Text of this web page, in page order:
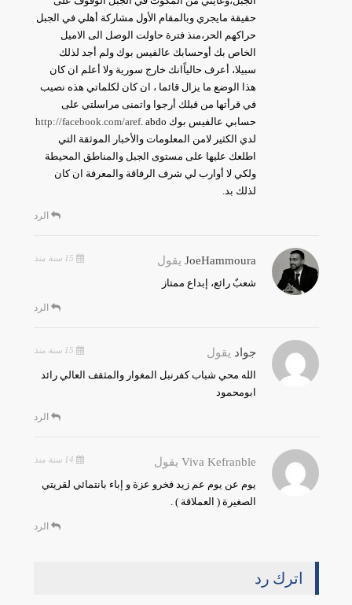
حقيقة مايجري وبالمقام الأول مشاركة أهلي في الجبل
حراكهم الحر،منذ فترة حاولت الوصل الى الاميل
الخاص بك أوحسابك عالفيس بوك ولم أجد لذلك
سبيلا، أعرف حالياًانك خارج سورية ولا أعلم ان كان
هذا الوضع ما يزال قائما ، ان كان لكلماتي هذه نصيب
في قرأتها من قبلك أرجوا واتمنى مراسلتي على
حسابي عالفيس بوك
http://facebook.com/aref. abdo
لدي الكثير لامن المعلومات والأخبار الموثقة التي
اطلعك عليها على مستوى الجبل والمناطق المحيطة
ولكي لا أوارب لي شرف الرفاقة والمعرفة ان كان
لذلك بد.
الرد
JoeHammoura يقول
شعبٌ رائع، إبداع ممتاز
الرد
جواد يقول
الله محي شباب كفرنبل المغوار والمثقف العالي رائد
ابومحمود
الرد
Viva Kefranble يقول
يوم عن يوم عم زيد فخرو عزة و إباء بانتمائي لقريتي
الصغيرة ( العملاقة ) .
الرد
اترك رد